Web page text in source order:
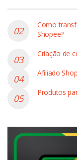
Como
Shopee?
Criação de
Afiliado
Produtos